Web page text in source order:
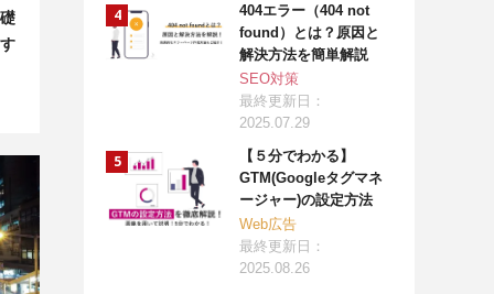
404エラー（404 not
found）とは？原因と
解決方法を簡単解説
SEO対策
最終更新日：
2025.07.29
【５分でわかる】
GTM(Googleタグマネ
ージャー)の設定方法
Web広告
最終更新日：
2025.08.26